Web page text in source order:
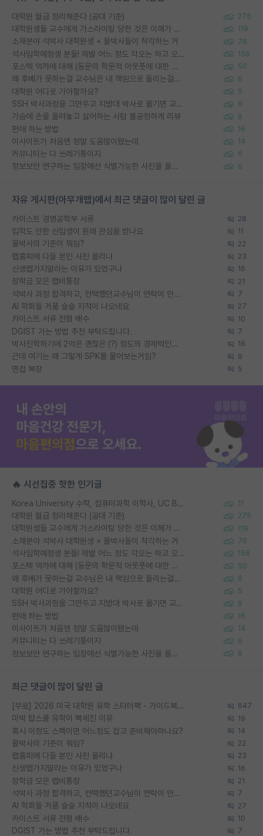
대학원 월급 정리해준다 (공대 기준) 275
대학원생들 교수에게 가스라이팅 당한 것은 이해가 갑니다. 안타깝네요. 119
소재분야 석박사 대학원생 + 물박사들이 착각하는 거 76
석사입학예정생 분들! 제발 어느 정도 각오는 하고 오세요. 156
포스텍 억까에 대해 (동문의 학문적 아웃풋에 대한 반박) 50
왜 후배가 못하는걸 교수님은 내 책임으로 돌리는걸까요? 6
대학원 어디로 가야할까요? 5
SSH 박사과정을 그만두고 지방대 박사로 옮기면 교수의 꿈은 끝일까요? 9
가슴에 손을 올려놓고 싫어하는 사람 불공정하게 리뷰 9
편애 하는 방법 16
이사이트가 처음엔 정말 도움많이됐는데 14
커뮤니티는 다 쓰레기통이지 6
정보보안 연구하는 입장에선 식별가능한 사진을 올리는건 비추이긴함 6
자유 게시판(아무개랩)에서 최근 댓글이 많이 달린 글
카이스트 경영공학부 서류 28
입학도 안한 신입생이 원래 관심을 받나요 11
물박사의 기준이 뭐임? 22
랩홈피에 다들 본인 사진 올리냐 23
신생랩가지말라는 이유가 있었구나 16
장학금 모은 랩비통장 21
석박사 과정 합격하고, 컨택했던교수님이 연락이 안됩니다... 7
AI 학회들 거품 슬슬 지적이 나오네요 27
카이스트 서류 전형 배수 10
DGIST 가는 방법 추천 부탁드립니다. 7
박사진학하기에 2억은 괜찮은 (?) 정도의 경제력인가요 16
근데 여기는 왜 그렇게 SPK를 물어보는거임? 9
면접 복장 5
🔥 시선집중 핫한 인기글
Korea University 수학, 컴퓨터과학 이학사, UC Berkeley 산업공학 대학원 공학박사가 되는 것은 쉽지 않겠죠? 11
대학원 월급 정리해준다 (공대 기준) 275
대학원생들 교수에게 가스라이팅 당한 것은 이해가 갑니다. 안타깝네요. 119
소재분야 석박사 대학원생 + 물박사들이 착각하는 거 76
석사입학예정생 분들! 제발 어느 정도 각오는 하고 오세요. 156
포스텍 억까에 대해 (동문의 학문적 아웃풋에 대한 반박) 50
왜 후배가 못하는걸 교수님은 내 책임으로 돌리는걸까요? 6
대학원 어디로 가야할까요? 5
SSH 박사과정을 그만두고 지방대 박사로 옮기면 교수의 꿈은 끝일까요? 9
편애 하는 방법 16
이사이트가 처음엔 정말 도움많이됐는데 14
커뮤니티는 다 쓰레기통이지 6
정보보안 연구하는 입장에선 식별가능한 사진을 올리는건 비추이긴함 6
최근 댓글이 많이 달린 글
[무료] 2026 미국 대학원 유학 스타터팩 - 가이드북 & 합격자 컨택메일 템플릿 647
미박 탑스쿨 유학이 빡세진 이유 19
혹시 이정도 스펙이면 어느정도 잡고 준비해야하나요? 14
물박사의 기준이 뭐임? 22
랩홈피에 다들 본인 사진 올리냐 23
신생랩가지말라는 이유가 있었구나 16
장학금 모은 랩비통장 21
석박사 과정 합격하고, 컨택했던교수님이 연락이 안됩니다... 7
AI 학회들 거품 슬슬 지적이 나오네요 27
카이스트 서류 전형 배수 10
DGIST 가는 방법 추천 부탁드립니다. 7